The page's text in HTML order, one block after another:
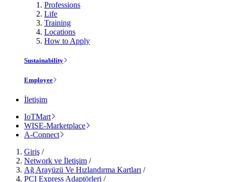
Professions
Life
Training
Locations
How to Apply
Sustainability
Employee
İletişim
IoTMart
WISE-Marketplace
A-Connect
Giriş /
Network ve İletişim /
Ağ Arayüzü Ve Hızlandırma Kartları /
PCI Express Adaptörleri /